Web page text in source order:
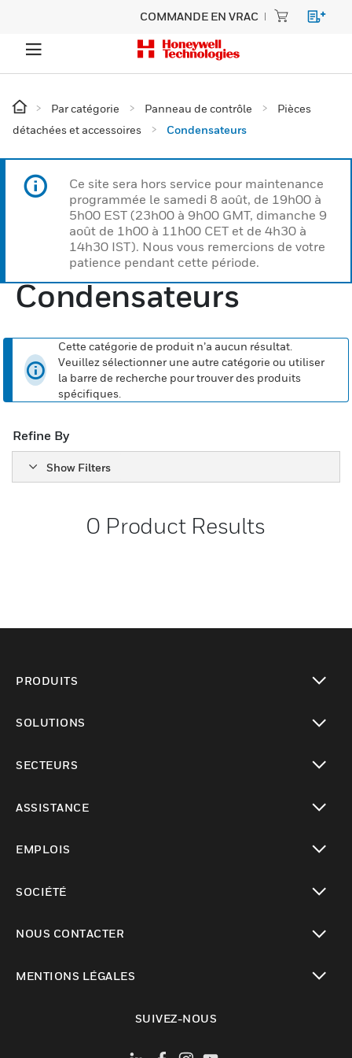
COMMANDE EN VRAC
Par catégorie Panneau de contrôle
Pièces
détachées et accessoires
Condensateurs
Ce site sera hors service pour maintenance
programmée le samedi 8 août, de 19h00 à
5h00 EST (23h00 à 9h00 GMT, dimanche 9
août de 1h00 à 11h00 CET et de 4h30 à
14h30 IST). Nous vous remercions de votre
patience pendant cette période.
Condensateurs
Cette catégorie de produit n’a aucun résultat.
Veuillez sélectionner une autre catégorie ou utiliser
la barre de recherche pour trouver des produits
spécifiques.
Refine By
Show Filters
0 Product Results
PRODUITS
SOLUTIONS
SECTEURS
ASSISTANCE
EMPLOIS
SOCIÉTÉ
NOUS CONTACTER
MENTIONS LÉGALES
SUIVEZ-NOUS